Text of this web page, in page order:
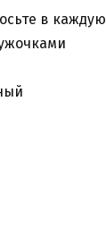
в каждую